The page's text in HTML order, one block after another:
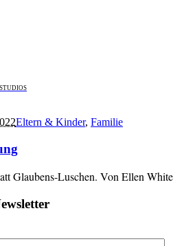
Eltern & Kinder, Familie
Glaubens-Luschen. Von Ellen White